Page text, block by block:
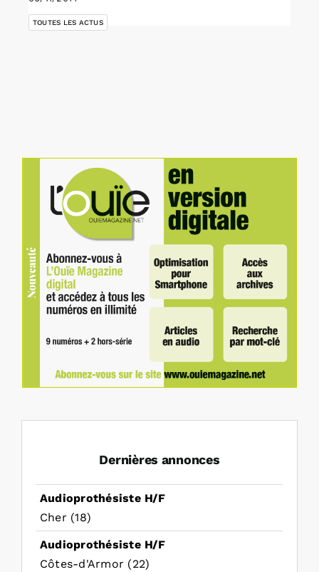
TOUTES LES ACTUS
Dernières annonces
Audioprothésiste H/F
Cher (18)
Audioprothésiste H/F
Côtes-d'Armor (22)